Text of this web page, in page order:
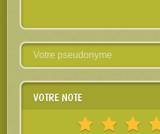
VOTRE NOTE